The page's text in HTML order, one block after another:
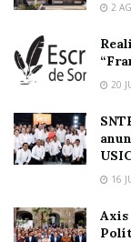
2
20
16